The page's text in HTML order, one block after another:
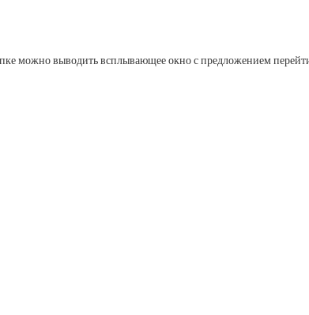
можно выводить всплывающее окно с предложением